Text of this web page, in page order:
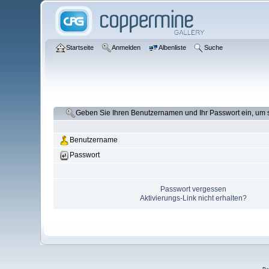
Startseite Anmelden Albenliste Suche
Geben Sie Ihren Benutzernamen und Ihr Passwort ein, um
Benutzername
Passwort
Passwort vergessen
Aktivierungs-Link nicht erhalten?